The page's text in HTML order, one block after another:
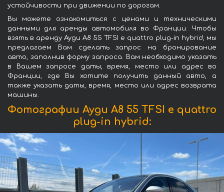
устойчивости при движении по дорогам.
Вы можете ознакомиться с ценами и техническими
данными для аренды автомобиля во Франции. Чтобы
взять в аренду Ауди A8 55 TFSI e quattro plug-in hybrid, мы
предлагаем Вам сделать запрос на бронирование
авто, заполнив форму запроса. Вам необходимо указать
в Вашем запросе даты, время, место или адрес во
Франции, где Вы хотите получить данный авто, а
также указать даты, время, место или адрес возврата
машины.
Фотографии Ауди A8 55 TFSI e quattro
plug-in hybrid: